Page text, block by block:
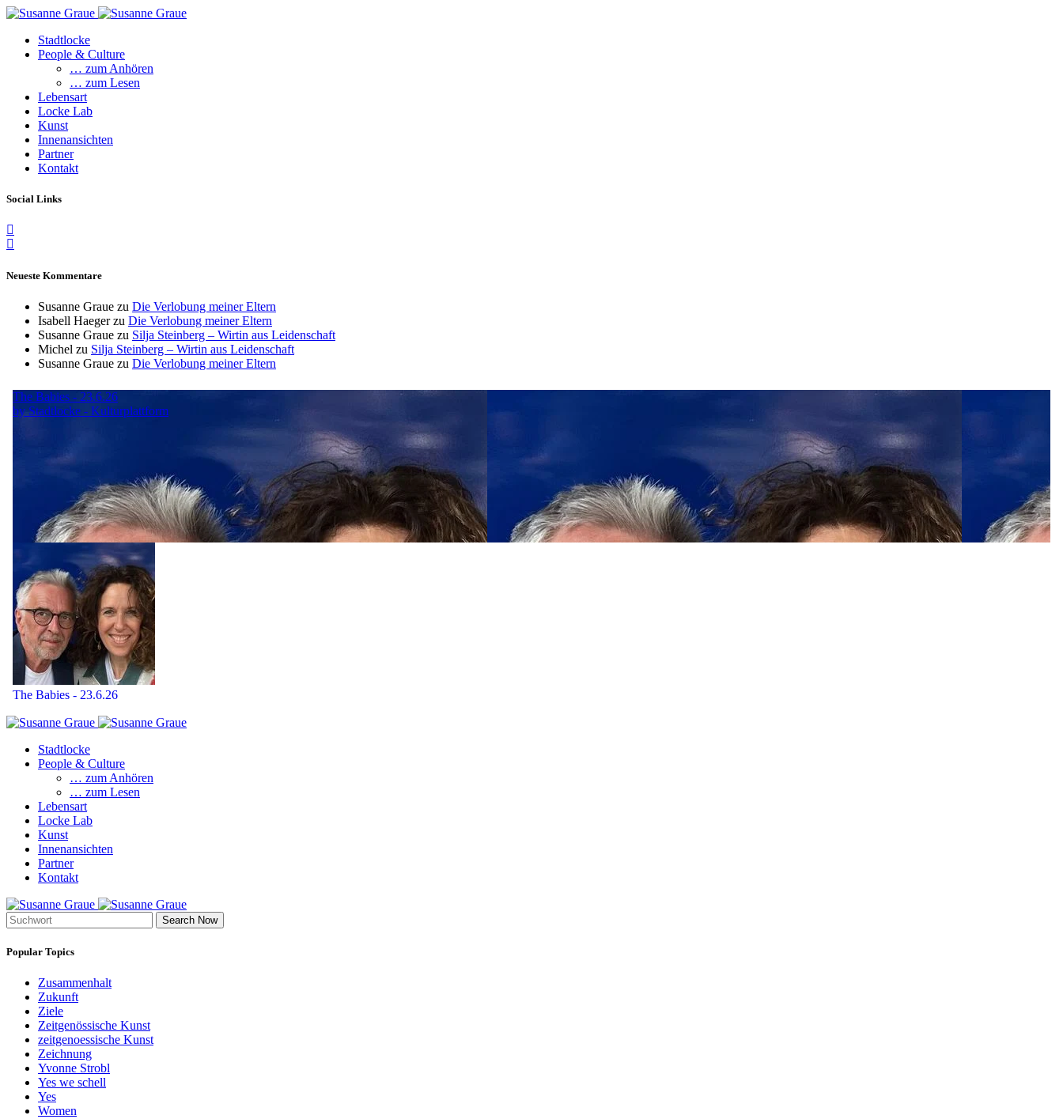
Stadtlocke
People & Culture
… zum Anhören
… zum Lesen
Lebensart
Locke Lab
Kunst
Innenansichten
Partner
Kontakt
Social Links
Neueste Kommentare
Susanne Graue zu Die Verlobung meiner Eltern
Isabell Haegerzu Die Verlobung meiner Eltern
Susanne Graue zu Silja Steinberg – Wirtin aus Leidenschaft
Michel zu Silja Steinberg – Wirtin aus Leidenschaft
Susanne Graue zu Die Verlobung meiner Eltern
Stadtlocke
People & Culture
… zum Anhören
… zum Lesen
Lebensart
Locke Lab
Kunst
Innenansichten
Partner
Kontakt
Search Now
Popular Topics
Zusammenhalt
Zukunft
Ziele
Zeitgenössische Kunst
zeitgenoessische Kunst
Zeichnung
Yvonne Strobl
Yes we schell
Yes
Women